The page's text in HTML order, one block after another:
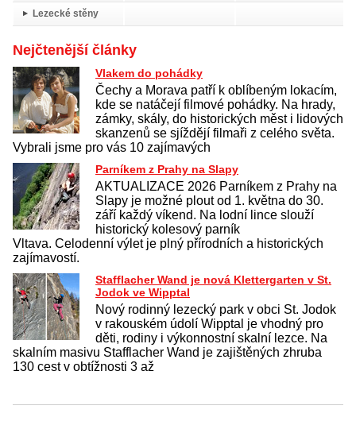
Lezecké stěny
Nejčtenější články
Vlakem do pohádky
Čechy a Morava patří k oblíbeným lokacím,
kde se natáčejí filmové pohádky. Na hrady,
zámky, skály, do historických měst i lidových
skanzenů se sjíždějí filmaři z celého světa.
Vybrali jsme pro vás 10 zajímavých
Parníkem z Prahy na Slapy
AKTUALIZACE 2026 Parníkem z Prahy na
Slapy je možné plout od 1. května do 30.
září každý víkend. Na lodní lince slouží
historický kolesový parník
Vltava. Celodenní výlet je plný přírodních a historických
zajímavostí.
Stafflacher Wand je nová Klettergarten v St.
Jodok ve Wipptal
Nový rodinný lezecký park v obci St. Jodok
v rakouském údolí Wipptal je vhodný pro
děti, rodiny i výkonnostní skalní lezce. Na
skalním masivu Stafflacher Wand je zajištěných zhruba
130 cest v obtížnosti 3 až